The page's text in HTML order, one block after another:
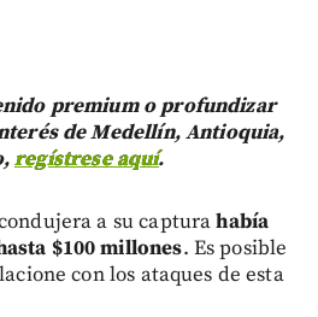
premium o profundizar
de Medellín, Antioquia,
regístrese aquí.
a su capturahabía
$100 millones. Es posible
con los ataques de esta